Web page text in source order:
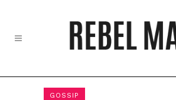
GOSSIP